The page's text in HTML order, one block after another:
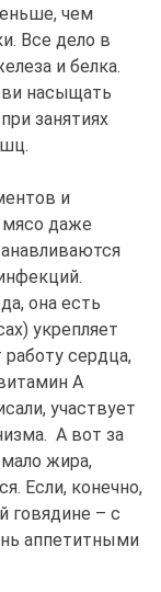
чем
Все дело в
и белка.
насыщать
занятиях
и
мясо даже
она есть
укрепляет
сердца,
А
участвует
А вот за
жира,
Если, конечно,
говядине – с
аппетитными